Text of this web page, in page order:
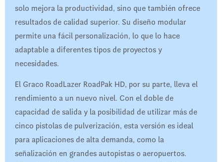
solo mejora la productividad, sino que también ofrece
resultados de calidad superior. Su diseño modular
permite una fácil personalización, lo que lo hace
adaptable a diferentes tipos de proyectos y
necesidades.
El Graco RoadLazer RoadPak HD, por su parte, lleva el
rendimiento a un nuevo nivel. Con el doble de
capacidad de salida y la posibilidad de utilizar más de
cinco pistolas de pulverización, esta versión es ideal
para aplicaciones de alta demanda, como la
señalización en grandes autopistas o aeropuertos.